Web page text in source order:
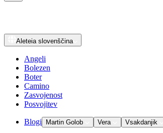
Aleteia slovenščina
Angeli
Bolezen
Boter
Camino
Zasvojenost
Posvojitev
Blogi Martin Golob Vera Vsakdanjik